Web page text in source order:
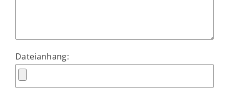
Dateianhang: